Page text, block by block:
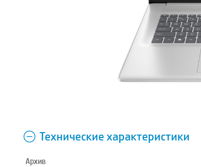
Технические характеристики
Архив